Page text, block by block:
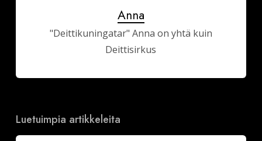
Anna
"Deittikuningatar" Anna on yhtä kuin
Deittisirkus
Luetuimpia artikkeleita